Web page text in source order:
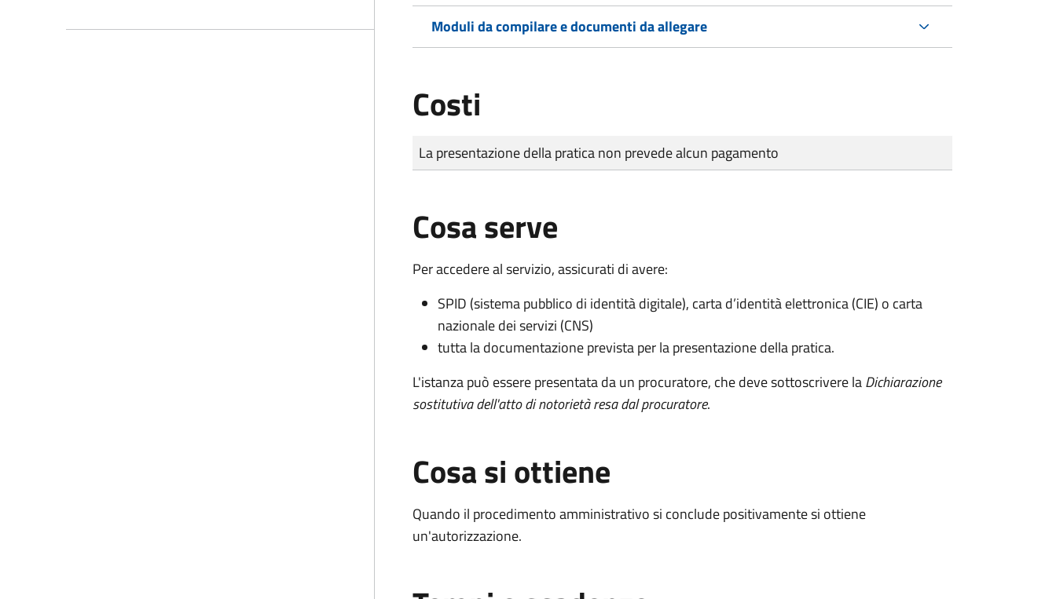
Moduli da compilare e documenti da allegare
Costi
Tipo di pagamento
Importo
La presentazione della pratica non prevede alcun pagamento
Cosa serve
Per accedere al servizio, assicurati di avere:
SPID (sistema pubblico di identità digitale), carta d’identità elettronica (CIE) o carta
nazionale dei servizi (CNS)
tutta la documentazione prevista per la presentazione della pratica.
L'istanza può essere presentata da un procuratore, che deve sottoscrivere laDichiarazione
sostitutiva dell'atto di notorietà resa dal procuratore.
Cosa si ottiene
Quando il procedimento amministrativo si conclude positivamente si ottiene
un'autorizzazione.